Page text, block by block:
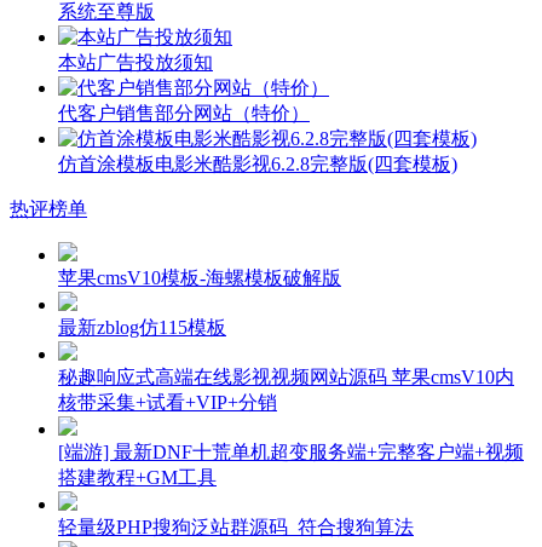
系统至尊版
本站广告投放须知
代客户销售部分网站（特价）
仿首涂模板电影米酷影视6.2.8完整版(四套模板)
热评榜单
苹果cmsV10模板-海螺模板破解版
最新zblog仿115模板
秘趣响应式高端在线影视视频网站源码 苹果cmsV10内
核带采集+试看+VIP+分销
[端游] 最新DNF十荒单机超变服务端+完整客户端+视频
搭建教程+GM工具
轻量级PHP搜狗泛站群源码_符合搜狗算法